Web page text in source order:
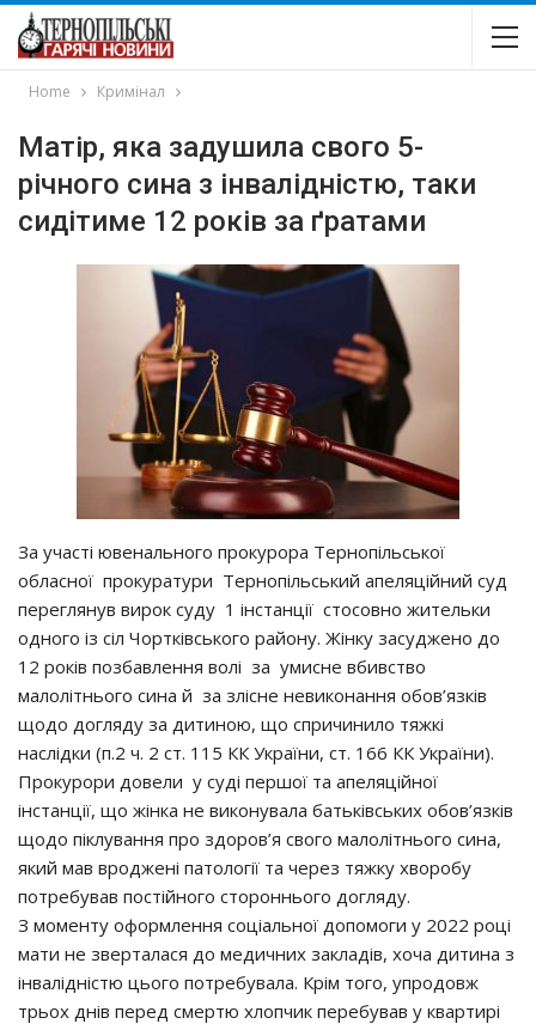
Home Кримінал
Матір, яка задушила свого 5-
річного сина з інвалідністю, таки
сидітиме 12 років за ґратами
За участі ювенального прокурора Тернопільської
обласної прокуратури Тернопільський апеляційний суд
переглянув вирок суду 1 інстанції стосовно жительки
одного із сіл Чортківського району. Жінку засуджено до
12 років позбавлення волі за умисне вбивство
малолітнього сина й за злісне невиконання обов’язків
щодо догляду за дитиною, що спричинило тяжкі
наслідки (п.2 ч. 2 ст. 115 КК України, ст. 166 КК України).
Прокурори довели у суді першої та апеляційної
інстанції, що жінка не виконувала батьківських обов’язків
щодо піклування про здоров’я свого малолітнього сина,
який мав вроджені патології та через тяжку хворобу
потребував постійного стороннього догляду.
З моменту оформлення соціальної допомоги у 2022 році
мати не зверталася до медичних закладів, хоча дитина з
інвалідністю цього потребувала. Крім того, упродовж
трьох днів перед смертю хлопчик перебував у квартирі